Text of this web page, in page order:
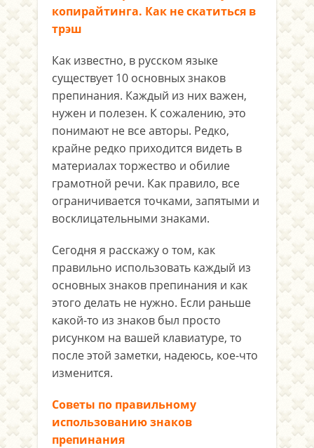
копирайтинга. Как не скатиться в
трэш
Как известно, в русском языке
существует 10 основных знаков
препинания. Каждый из них важен,
нужен и полезен. К сожалению, это
понимают не все авторы. Редко,
крайне редко приходится видеть в
материалах торжество и обилие
грамотной речи. Как правило, все
ограничивается точками, запятыми и
восклицательными знаками.
Сегодня я расскажу о том, как
правильно использовать каждый из
основных знаков препинания и как
этого делать не нужно. Если раньше
какой-то из знаков был просто
рисунком на вашей клавиатуре, то
после этой заметки, надеюсь, кое-что
изменится.
Советы по правильному
использованию знаков
препинания